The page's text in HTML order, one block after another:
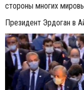
стороны многих
Президент Эрдоган в